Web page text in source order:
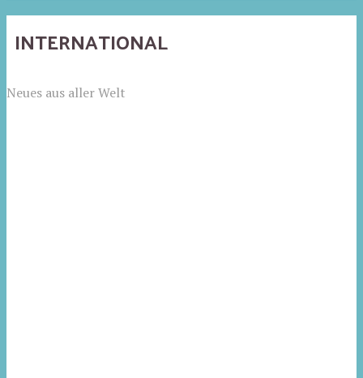
INTERNATIONAL
Neues aus aller Welt